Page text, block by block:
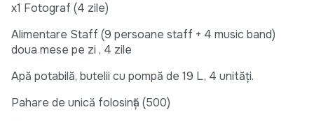
x1 Fotograf (4 zile)
Alimentare Staff (9 persoane staff + 4 music band)
doua mese pe zi , 4 zile
Apă potabilă, butelii cu pompă de 19 L, 4 unități.
Pahare de unică folosință (500)